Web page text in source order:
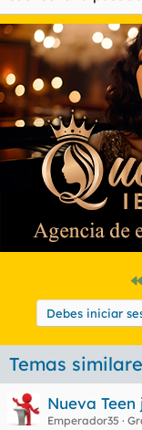
Debes iniciar
Temas
Nueva
Emperador35